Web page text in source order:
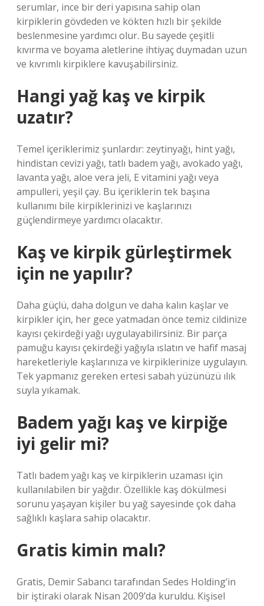
serumlar, ince bir deri yapısına sahip olan
kirpiklerin gövdeden ve kökten hızlı bir şekilde
beslenmesine yardımcı olur. Bu sayede çeşitli
kıvırma ve boyama aletlerine ihtiyaç duymadan uzun
ve kıvrımlı kirpiklere kavuşabilirsiniz.
Hangi yağ kaş ve kirpik
uzatır?
Temel içeriklerimiz şunlardır: zeytinyağı, hint yağı,
hindistan cevizi yağı, tatlı badem yağı, avokado yağı,
lavanta yağı, aloe vera jeli, E vitamini yağı veya
ampulleri, yeşil çay. Bu içeriklerin tek başına
kullanımı bile kirpiklerinizi ve kaşlarınızı
güçlendirmeye yardımcı olacaktır.
Kaş ve kirpik gürleştirmek
için ne yapılır?
Daha güçlü, daha dolgun ve daha kalın kaşlar ve
kirpikler için, her gece yatmadan önce temiz cildinize
kayısı çekirdeği yağı uygulayabilirsiniz. Bir parça
pamuğu kayısı çekirdeği yağıyla ıslatın ve hafif masaj
hareketleriyle kaşlarınıza ve kirpiklerinize uygulayın.
Tek yapmanız gereken ertesi sabah yüzünüzü ılık
suyla yıkamak.
Badem yağı kaş ve kirpiğe
iyi gelir mi?
Tatlı badem yağı kaş ve kirpiklerin uzaması için
kullanılabilen bir yağdır. Özellikle kaş dökülmesi
sorunu yaşayan kişiler bu yağ sayesinde çok daha
sağlıklı kaşlara sahip olacaktır.
Gratis kimin malı?
Gratis, Demir Sabancı tarafından Sedes Holding’in
bir iştiraki olarak Nisan 2009’da kuruldu. Kişisel